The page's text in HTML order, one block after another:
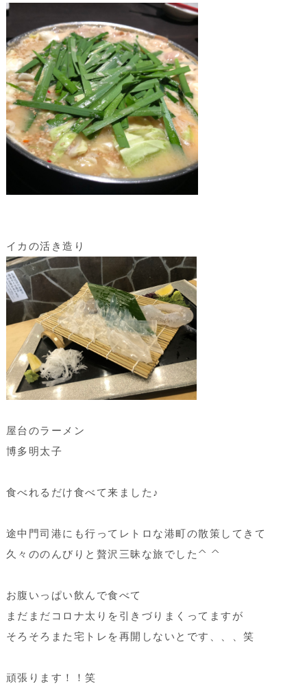
イカの活き造り
屋台のラーメン
博多明太子
食べれるだけ食べて来ました♪
途中門司港にも行ってレトロな港町の散策してきて
久々ののんびりと贅沢三昧な旅でした^ ^
お腹いっぱい飲んで食べて
まだまだコロナ太りを引きづりまくってますが
そろそろまた宅トレを再開しないとです、、、笑
頑張ります！！笑